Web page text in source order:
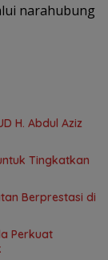
narahubung
H. Abdul Aziz
Tingkatkan
Berprestasi di
Perkuat